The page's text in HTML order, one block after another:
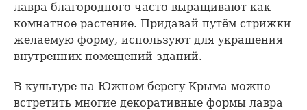
лавра благородного часто выращивают как
комнатное растение. Придавай путём стрижки
желаемую форму, используют для украшения
внутренних помещений зданий.
В культуре на Южном берегу Крыма можно
встретить многие декоративные формы лавра